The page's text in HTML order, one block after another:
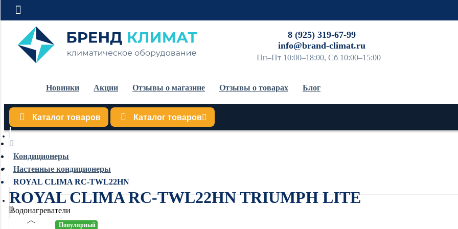
8 (925) 319-67-99
info@brand-climat.ru
Пн–Пт 10:00–18:00, Сб 10:00–15:00
Новинки Акции Отзывы о магазине Отзывы о товарах Блог
Каталог товаров Каталог товаров
Кондиционеры
Обогреватели
Водонагреватели
Кондиционеры
Настенные кондиционеры
ROYAL CLIMA RC-TWL22HN
ROYAL CLIMA RC-TWL22HN TRIUMPH LITE
Популярный